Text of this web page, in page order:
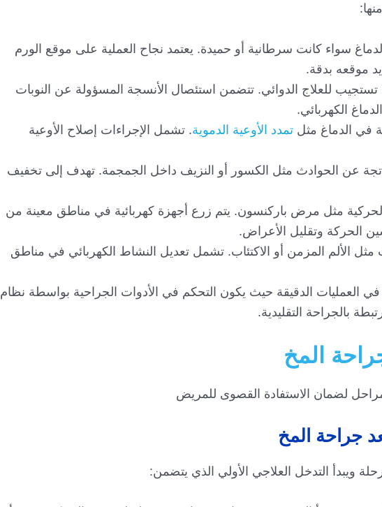
سواء كانت سرطانية أو حميدة. يعتمد نجاح العملية على موقع الورم
موقعه بدقة.
تستجيب للعلاج الدوائي. تتضمن استئصال الأنسجة المسؤولة عن النوبات
الكهربائي.
في الدماغ مثل تمدد الأوعية الدموية. تشمل الإجراءات إصلاح الأوعية
عن الحوادث مثل الكسور أو النزيف داخل الجمجمة. تهدف إلى تخفيف
مثل مرض باركنسون. يتم زرع أجهزة كهربائية في مناطق معينة من
الحركة وتقليل الأعراض.
مثل الألم المزمن أو الاكتئاب. تشمل تعديل النشاط الكهربائي في مناطق
في العمليات الدقيقة حيث يكون التحكم في الأدوات الجراحية بواسطة نظام
بالجراحة التقليدية.
المخ
لضمان الاستفادة القصوى للمريض
جراحة المخ
ويبدأ التدخل العلاجي الأولي الذي يتضمن: